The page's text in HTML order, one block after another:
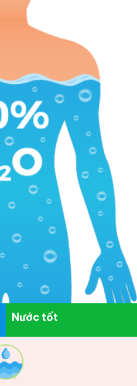
Nước tốt